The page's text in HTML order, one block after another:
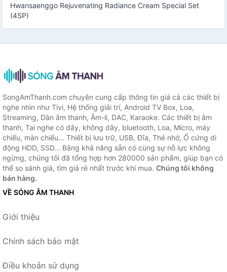
Hwansaenggo Rejuvenating Radiance Cream Special Set
(4SP)
SongAmThanh.com chuyên cung cấp thông tin giá cả các thiết bị
nghe nhìn như Tivi, Hệ thống giải trí, Android TV Box, Loa,
Streaming, Dàn âm thanh, Âm-li, DAC, Karaoke. Các thiết bị âm
thanh, Tai nghe có dây, không dây, bluetooth, Loa, Micro, máy
chiếu, màn chiếu... Thiết bị lưu trữ, USB, Đĩa, Thẻ nhớ, Ổ cứng di
động HDD, SSD... Bằng khả năng sẵn có cùng sự nỗ lực không
ngừng, chúng tôi đã tổng hợp hơn 280000 sản phẩm, giúp bạn có
thể so sánh giá, tìm giá rẻ nhất trước khi mua. Chúng tôi không
bán hàng.
VỀ SÓNG ÂM THANH
Giới thiệu
Chính sách bảo mật
Điều khoản sử dụng